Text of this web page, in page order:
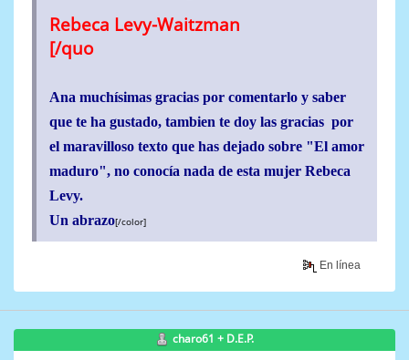
Rebeca Levy-Waitzman
[/quo
Ana muchísimas gracias por comentarlo y saber
que te ha gustado, tambien te doy las gracias por
el maravilloso texto que has dejado sobre "El amor
maduro", no conocía nada de esta mujer Rebeca
Levy.
Un abrazo[/color]
En línea
charo61 + D.E.P.